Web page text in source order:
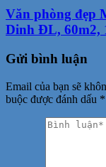
Văn phòng đẹp
Dinh ĐL, 60m2,
Gửi bình luận
Email của bạn sẽ
buộc được đánh dấu *